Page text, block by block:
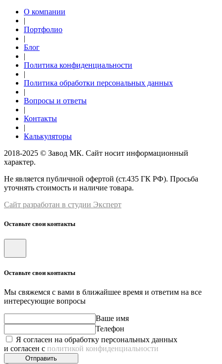
О компании
|
Портфолио
|
Блог
|
Политика конфиденциальности
|
Политика обработки персональных данных
|
Вопросы и ответы
|
Контакты
|
Калькуляторы
2018-2025 © Завод МК. Сайт носит информационный
характер.
Не является публичной офертой (ст.435 ГК РФ). Просьба
уточнять стоимость и наличие товара.
Сайт разработан в студии Эксперт
Оставьте свои контакты
Оставьте свои контакты
Мы свяжемся с вами в ближайшее время и ответим на все
интересующие вопросы
Ваше имя
Телефон
Я согласен на обработку персональных данных
и согласен с политикой конфиденциальности
Отправить